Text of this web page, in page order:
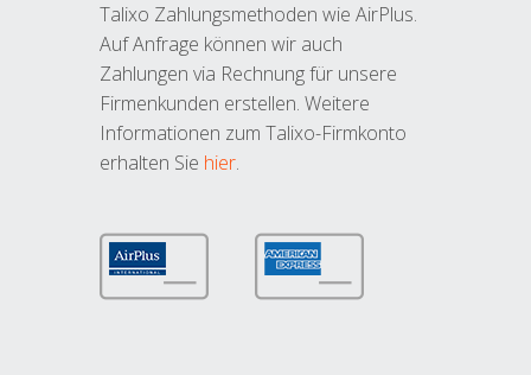
Talixo Zahlungsmethoden wie AirPlus.
Auf Anfrage können wir auch
Zahlungen via Rechnung für unsere
Firmenkunden erstellen. Weitere
Informationen zum Talixo-Firmkonto
erhalten Sie hier.